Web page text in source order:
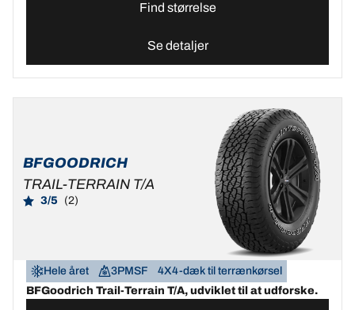
Find størrelse
Se detaljer
BFGOODRICH
TRAIL-TERRAIN T/A
3/5 (2)
Hele året 3PMSF
4X4-dæk til terrænkørsel
BFGoodrich Trail-Terrain T/A, udviklet til at udforske.